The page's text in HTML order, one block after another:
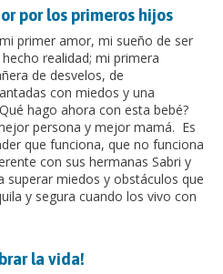
por los primeros hijos
primer amor, mi sueño de ser
realidad; mi primera
de desvelos, de
con miedos y una
hago ahora con esta bebé?
persona y mejor mamá. Es
que funciona, que no funciona
con sus hermanas Sabri y
superar miedos y obstáculos que
y segura cuando los vivo con
la vida!